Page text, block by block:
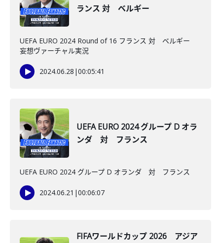
ランス 対 ベルギー
UEFA EURO 2024 Round of 16 フランス 対 ベルギー
妄想ヴァーチャル実況
2024.06.28 |00:05:41
UEFA EURO 2024 グループ D オラ
ンダ 対 フランス
UEFA EURO 2024 グループ D オランダ 対 フランス
2024.06.21 |00:06:07
FIFAワールドカップ 2026 アジア